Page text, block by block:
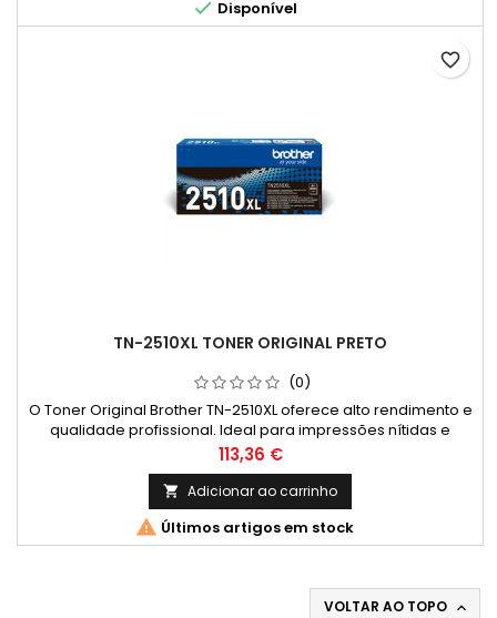
L2860DW; MFC L2860DWE;...
 Disponível
TN-2510XL TONER ORIGINAL PRETO
(0)
O Toner Original Brother TN-2510XL oferece alto rendimento e
qualidade profissional. Ideal para impressões nítidas e
duradouras. Cor: Preto Rendimento Médio: 3.000 Páginas*
Compatibilidades: DCP L2620DW; DCP L2627DW; DCP
L2627DWE; DCP L2627DWXL; DCP L2660DW; DCP L2665DW; HL
L2400DW; HL L2400DWE; HL L2445DW; HL L2447DW; HL L2865DW;
MFC L2800DW; MFC...
Preço
113,36 €
 Adicionar ao carrinho
 Últimos artigos em stock
favorite_border
VOLTAR AO TOPO 